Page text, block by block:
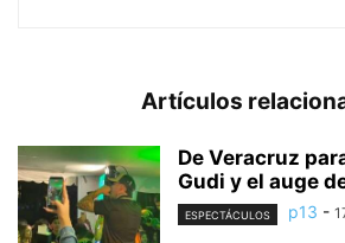
Artículos
De Veracruz
Gudi y el auge
ESPECTÁCULOS p13 -